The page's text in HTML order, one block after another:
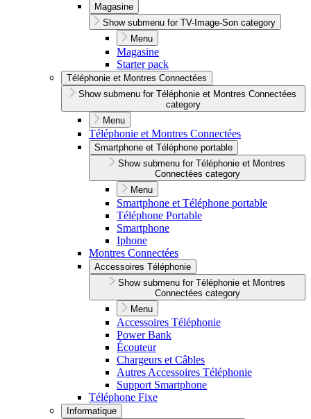
Magasine
Show submenu for TV-Image-Son category
Menu
Magasine
Starter pack
Téléphonie et Montres Connectées
Show submenu for Téléphonie et Montres Connectées
category
Menu
Téléphonie et Montres Connectées
Smartphone et Téléphone portable
Show submenu for Téléphonie et Montres
Connectées category
Menu
Smartphone et Téléphone portable
Téléphone Portable
Smartphone
Iphone
Montres Connectées
Accessoires Téléphonie
Show submenu for Téléphonie et Montres
Connectées category
Menu
Accessoires Téléphonie
Power Bank
Écouteur
Chargeurs et Câbles
Autres Accessoires Téléphonie
Support Smartphone
Téléphone Fixe
Informatique